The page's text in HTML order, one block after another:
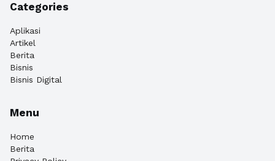
Categories
Aplikasi
Artikel
Berita
Bisnis
Bisnis Digital
Menu
Home
Berita